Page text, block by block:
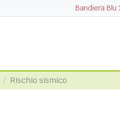
Bandiera Blu
Rischio sismico